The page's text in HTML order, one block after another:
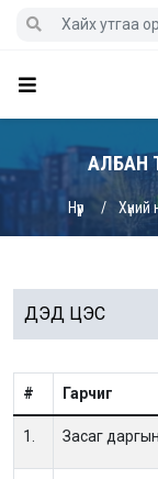
АЛБАН
Нүүр Хүний
ДЭД ЦЭС
# Гарчиг
1. Засаг